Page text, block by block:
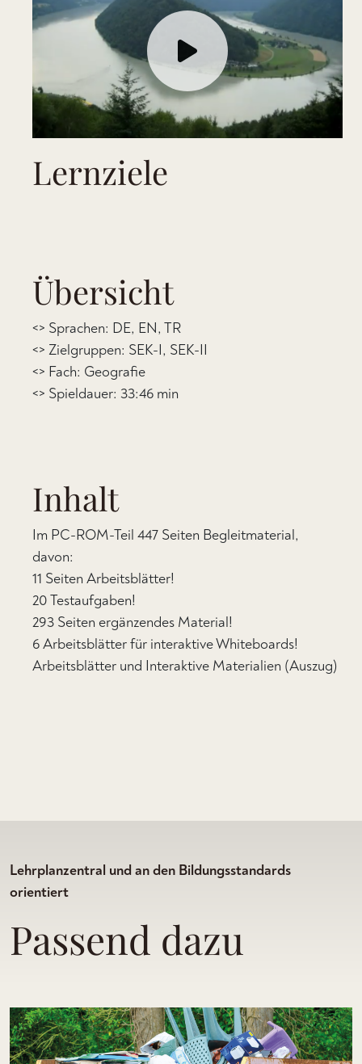
Lernziele
Übersicht
<> Sprachen: DE, EN, TR
<> Zielgruppen: SEK-I, SEK-II
<> Fach: Geografie
<> Spieldauer: 33:46 min
Inhalt
Im PC-ROM-Teil 447 Seiten Begleitmaterial,
davon:
11 Seiten Arbeitsblätter!
20 Testaufgaben!
293 Seiten ergänzendes Material!
6 Arbeitsblätter für interaktive Whiteboards!
Arbeitsblätter und Interaktive Materialien (Auszug)
Lehrplanzentral und an den Bildungsstandards
orientiert
Passend dazu